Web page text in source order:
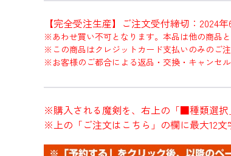
【完全受注生産】ご注文受付締切：2024
※あわせ買い不可となります。本品は他の商品
※この商品はクレジットカード支払いのみのご
※お客様のご都合による返品・交換・キャンセ
※購入される魔剣を、右上の「■種類選択
※上の「ご注文はこちら」の欄に最大12文